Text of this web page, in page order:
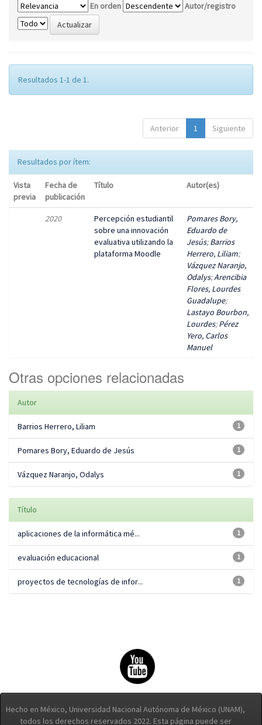
En orden
Autor/registro
Resultados 1-1 de 1.
Anterior 1 Siguiente
Resultados por ítem:
Vista
previa
Fecha de
publicación
Título Autor(es)
2020
Percepción estudiantil
sobre una innovación
evaluativa utilizando la
plataforma Moodle
Pomares Bory,
Eduardo de
Jesús;Barrios
Herrero, Liliam;
Vázquez Naranjo,
Odalys;Arencibia
Flores, Lourdes
Guadalupe;
Lastayo Bourbon,
Lourdes;Pérez
Yero, Carlos
Manuel
Otras opciones relacionadas
Autor
1
Barrios Herrero, Liliam
1
Pomares Bory, Eduardo de Jesús
1
Vázquez Naranjo, Odalys
Título
1
aplicaciones de la informática mé...
1
evaluación educacional
1
proyectos de tecnologías de infor...
Hecho en México, Universidad Nacional Autónoma de México (UNAM),
todos los derechos reservados 2022. Esta página puede ser